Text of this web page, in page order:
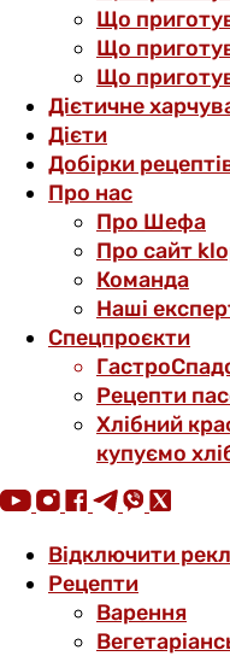
Що
Що
Що
Дієтичне
Дієти
Добірки
Про нас
Про Шефа
Про сайт
Команда
Наші
Спецпроєкти
Рецепти
Хлібний
купуємо
Відключити
Рецепти
Варення